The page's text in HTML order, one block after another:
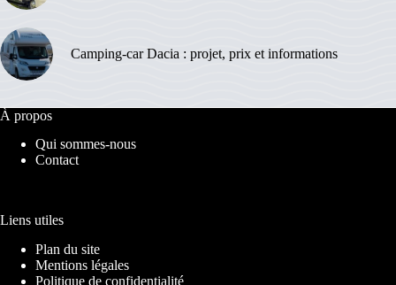
Camping-car Dacia : projet, prix et informations
À propos
Qui sommes-nous
Contact
Liens utiles
Plan du site
Mentions légales
Politique de confidentialité